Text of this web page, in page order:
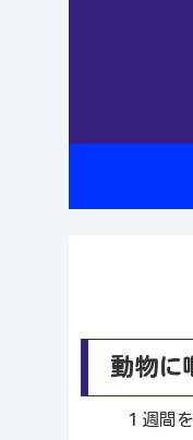
動物に
１週間